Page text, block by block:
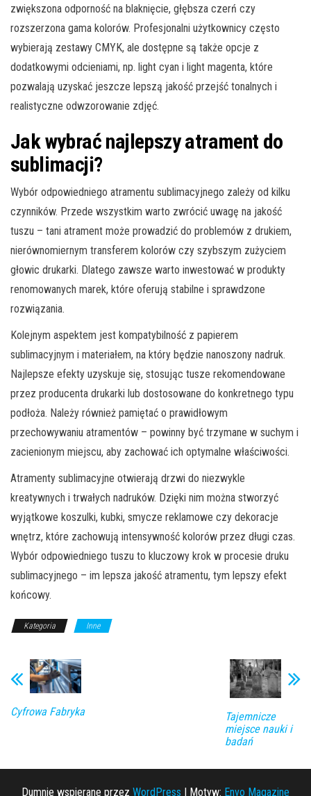
zwiększona odporność na blaknięcie, głębsza czerń czy
rozszerzona gama kolorów. Profesjonalni użytkownicy często
wybierają zestawy CMYK, ale dostępne są także opcje z
dodatkowymi odcieniami, np. light cyan i light magenta, które
pozwalają uzyskać jeszcze lepszą jakość przejść tonalnych i
realistyczne odwzorowanie zdjęć.
Jak wybrać najlepszy atrament do
sublimacji?
Wybór odpowiedniego atramentu sublimacyjnego zależy od kilku
czynników. Przede wszystkim warto zwrócić uwagę na jakość
tuszu – tani atrament może prowadzić do problemów z drukiem,
nierównomiernym transferem kolorów czy szybszym zużyciem
głowic drukarki. Dlatego zawsze warto inwestować w produkty
renomowanych marek, które oferują stabilne i sprawdzone
rozwiązania.
Kolejnym aspektem jest kompatybilność z papierem
sublimacyjnym i materiałem, na który będzie nanoszony nadruk.
Najlepsze efekty uzyskuje się, stosując tusze rekomendowane
przez producenta drukarki lub dostosowane do konkretnego typu
podłoża. Należy również pamiętać o prawidłowym
przechowywaniu atramentów – powinny być trzymane w suchym i
zacienionym miejscu, aby zachować ich optymalne właściwości.
Atramenty sublimacyjne otwierają drzwi do niezwykle
kreatywnych i trwałych nadruków. Dzięki nim można stworzyć
wyjątkowe koszulki, kubki, smycze reklamowe czy dekoracje
wnętrz, które zachowują intensywność kolorów przez długi czas.
Wybór odpowiedniego tuszu to kluczowy krok w procesie druku
sublimacyjnego – im lepsza jakość atramentu, tym lepszy efekt
końcowy.
Kategoria Inne
Cyfrowa Fabryka
Tajemnicze
miejsce nauki i
badań
Dumnie wspierane przez WordPress | Motyw: Envo Magazine